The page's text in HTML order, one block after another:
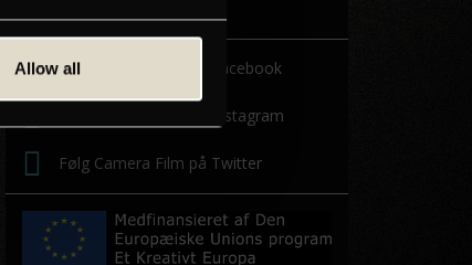
Allow allFølg Camera Film på Facebook
Følg Camera Film på Instagram
Følg Camera Film på Twitter